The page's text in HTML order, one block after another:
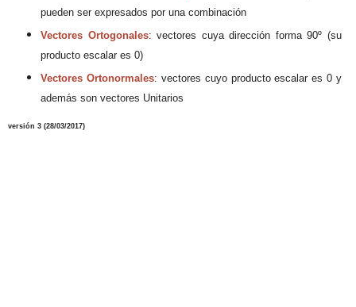
pueden serexpresadospor unacombinación
Vectores Ortogonales:vectores cuya dirección forma90º (su
producto escalar es 0)
Vectores Ortonormales: vectores cuyo producto escalar es 0 y
además son vectores Unitarios
versión 3 (28/03/2017)